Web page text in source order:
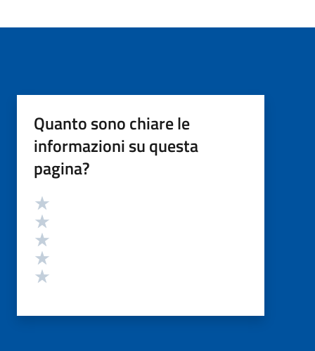
Quanto sono chiare le
informazioni su questa
pagina?
Valutazione